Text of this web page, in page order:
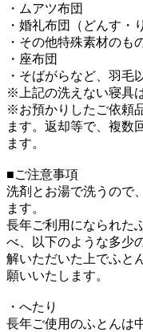
・ムアツ布団
・婚礼布団（どんす・
・その他特殊素材のも
・座布団
・そばがらなど、羽毛
※上記の洗えない寝具
※お預かりしたご依頼
ます。返却等で、複数
ます。
■ご注意事項
洗剤とお湯で洗うので
ます。
長年ご利用になられた
べ、以下のような多少
解いただいた上でふと
願いいたします。
・へたり
長年ご使用のふとんは